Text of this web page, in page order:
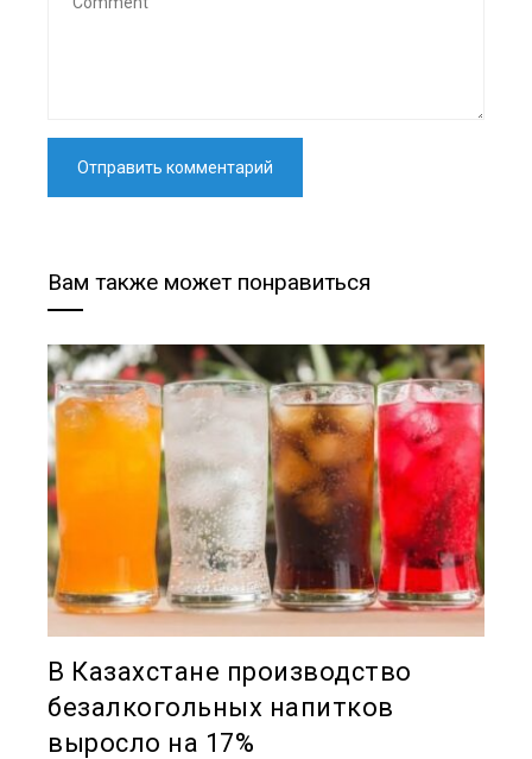
Вам также может понравиться
В Казахстане производство
безалкогольных напитков
выросло на 17%